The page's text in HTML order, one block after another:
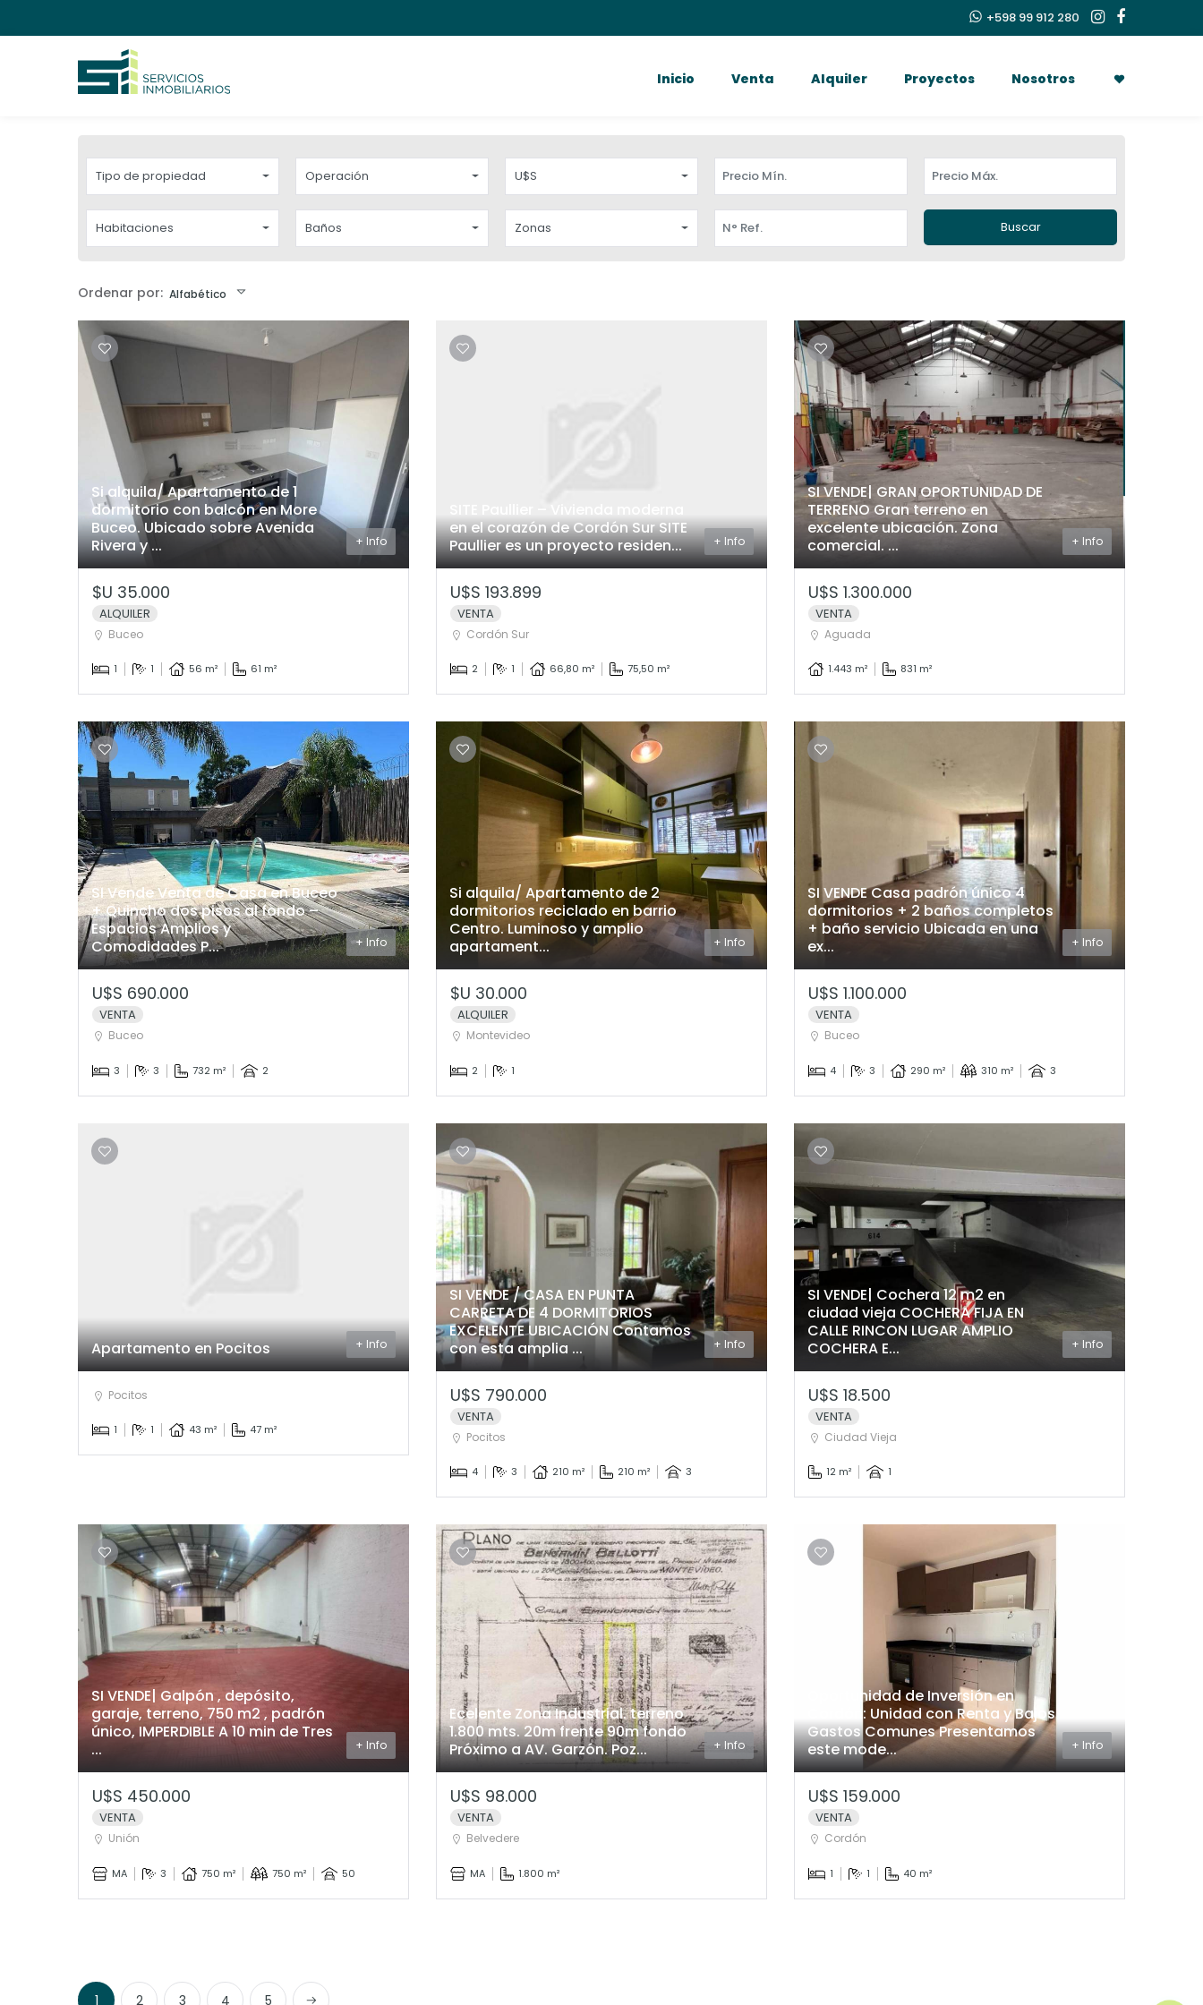
+598 99 912 280
Inicio Venta Alquiler Proyectos Nosotros
Tipo de propiedad Operación U$S
Habitaciones Baños Zonas Buscar
Ordenar por: Alfabético
Si alquila/ Apartamento de 1
dormitorio con balcón en More
Buceo. Ubicado sobre Avenida
Rivera y ...
+ Info
$U 35.000
ALQUILER
Buceo
1 1 56 m² 61 m²
en el corazón de Cordón Sur SITE
Paullier es un proyecto residen...
+ Info
U$S 193.899
VENTA
Cordón Sur
2 1 66,80 m² 75,50 m²
SI VENDE| GRAN OPORTUNIDAD DE
TERRENO Gran terreno en
excelente ubicación. Zona
comercial. ...
+ Info
U$S 1.300.000
VENTA
Aguada
1.443 m² 831 m²
SI Vende Venta de Casa en Buceo
+ Quincho dos pisos al fondo –
Espacios Amplios y
Comodidades P...
+ Info
U$S 690.000
VENTA
Buceo
3 3 732 m² 2
Si alquila/ Apartamento de 2
dormitorios reciclado en barrio
Centro. Luminoso y amplio
apartament...
+ Info
$U 30.000
ALQUILER
Montevideo
2 1
SI VENDE Casa padrón único 4
dormitorios + 2 baños completos
+ baño servicio Ubicada en una
ex...
+ Info
U$S 1.100.000
VENTA
Buceo
4 3 290 m² 310 m² 3
Apartamento en Pocitos + Info
Pocitos
1 1 43 m² 47 m²
SI VENDE / CASA EN PUNTA
CARRETA DE 4 DORMITORIOS
EXCELENTE UBICACIÓN Contamos
con esta amplia ...
+ Info
U$S 790.000
VENTA
Pocitos
4 3 210 m² 210 m² 3
SI VENDE| Cochera 12 m2 en
ciudad vieja COCHERA FIJA EN
CALLE RINCON LUGAR AMPLIO
COCHERA E...
+ Info
U$S 18.500
VENTA
Ciudad Vieja
12 m² 1
SI VENDE| Galpón , depósito,
garaje, terreno, 750 m2 , padrón
único, IMPERDIBLE A 10 min de Tres
...
+ Info
U$S 450.000
VENTA
Unión
MA 3 750 m² 750 m² 50
Ecelente Zona Industrial. terreno
1.800 mts. 20m frente 90m fondo
Próximo a AV. Garzón. Poz...
+ Info
U$S 98.000
VENTA
Belvedere
MA 1.800 m²
Oportunidad de Inversión en
Cordón: Unidad con Renta y Bajos
Gastos Comunes Presentamos
este mode...
+ Info
U$S 159.000
VENTA
Cordón
1 1 40 m²
1 2 3 4 5 Next